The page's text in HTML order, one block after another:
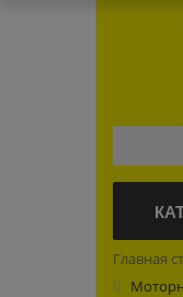
Главная